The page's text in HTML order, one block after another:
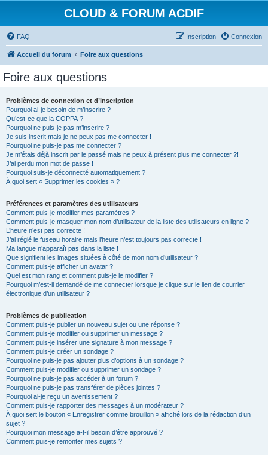
CLOUD & FORUM ACDIF
FAQ Connexion
Inscription
Accueil du forum Foire aux questions
Foire aux questions
Problèmes de connexion et d’inscription
Pourquoi ai-je besoin de m’inscrire ?
Qu’est-ce que la COPPA ?
Pourquoi ne puis-je pas m’inscrire ?
Je suis inscrit mais je ne peux pas me connecter !
Pourquoi ne puis-je pas me connecter ?
Je m’étais déjà inscrit par le passé mais ne peux à présent plus me connecter ?!
J’ai perdu mon mot de passe !
Pourquoi suis-je déconnecté automatiquement ?
À quoi sert « Supprimer les cookies » ?
Préférences et paramètres des utilisateurs
Comment puis-je modifier mes paramètres ?
Comment puis-je masquer mon nom d’utilisateur de la liste des utilisateurs en ligne ?
L’heure n’est pas correcte !
J’ai réglé le fuseau horaire mais l’heure n’est toujours pas correcte !
Ma langue n’apparaît pas dans la liste !
Que signifient les images situées à côté de mon nom d’utilisateur ?
Comment puis-je afficher un avatar ?
Quel est mon rang et comment puis-je le modifier ?
Pourquoi m’est-il demandé de me connecter lorsque je clique sur le lien de courrier
électronique d’un utilisateur ?
Problèmes de publication
Comment puis-je publier un nouveau sujet ou une réponse ?
Comment puis-je modifier ou supprimer un message ?
Comment puis-je insérer une signature à mon message ?
Comment puis-je créer un sondage ?
Pourquoi ne puis-je pas ajouter plus d’options à un sondage ?
Comment puis-je modifier ou supprimer un sondage ?
Pourquoi ne puis-je pas accéder à un forum ?
Pourquoi ne puis-je pas transférer de pièces jointes ?
Pourquoi ai-je reçu un avertissement ?
Comment puis-je rapporter des messages à un modérateur ?
À quoi sert le bouton « Enregistrer comme brouillon » affiché lors de la rédaction d’un
sujet ?
Pourquoi mon message a-t-il besoin d’être approuvé ?
Comment puis-je remonter mes sujets ?